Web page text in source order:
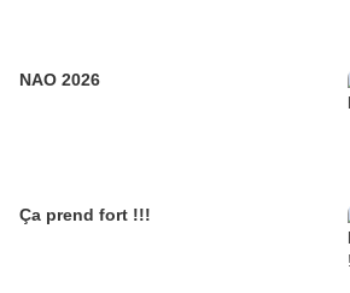
NAO 2026
Ça prend fort !!!